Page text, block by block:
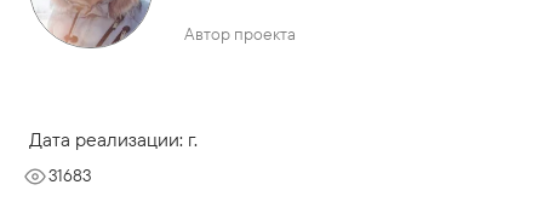
Автор проекта
Дата реализации: г.
31683